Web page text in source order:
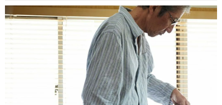
営業利益「44.8％増」の好決算でストップ高…東証プライム・上
昇率1位となった〈注目銘柄〉の正体【8月3日の国内株式市場概
2026/08/03